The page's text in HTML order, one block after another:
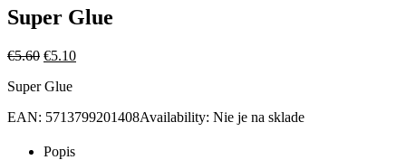
Super Glue
€5.60 Pôvodná
bola:
€5.10Aktuálna
Super Glue
EAN: 5713799201408Availability: Nie je na sklade
Popis